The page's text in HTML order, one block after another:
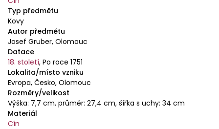
Typ předmětu
Kovy
Autor předmětu
Josef Gruber, Olomouc
Datace
18. století, Po roce 1751
Lokalita/místo vzniku
Evropa, Česko, Olomouc
Rozměry/velikost
Výška: 7,7 cm, průměr: 27,4 cm, šířka s uchy: 34 cm
Materiál
Cín